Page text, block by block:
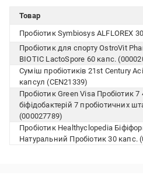
Товар
Пробіотик Symbiosys ALFLOREX
Пробіотик для спорту OstroVit
BIOTIC LactoSpore 60 капс.
Суміш пробіотиків 21st Century
капсул (CEN21339)
Пробіотик Green Visa Пробіотик 7
біфідобактерій 7 пробіотичних
(000027789)
Пробіотик Healthyclopedia
Натуральний Пробіотик 30 капс.